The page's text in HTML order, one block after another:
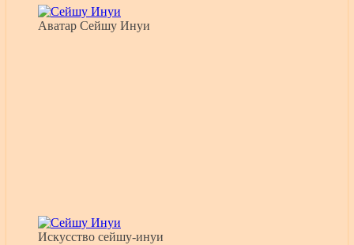
Аватар Сейшу Инуи
Искусство сейшу-инуи